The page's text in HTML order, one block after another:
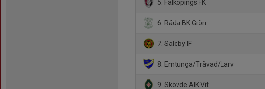
5. Falköpings FK
6. Råda BK Grön
7. Saleby IF
8. Emtunga/Tråvad/Larv
9. Skövde AIK Vit